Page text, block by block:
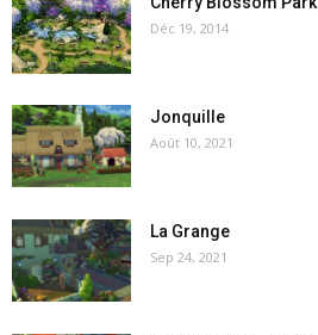
Déc 19, 2014
Jonquille
Août 10, 2021
La Grange
Sep 24, 2021